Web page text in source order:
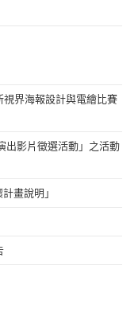
界海報設計與電繪比賽
出影片徵選活動」之活動
畫說明」